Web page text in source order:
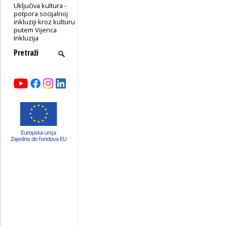
Uključiva kultura -
potpora socijalnoj
inkluziji kroz kulturu
putem Vijenca
Inkluzija